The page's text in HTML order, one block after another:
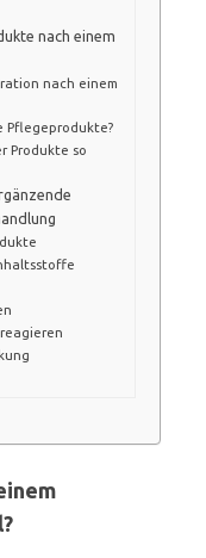
nach einem
nach einem
Pflegeprodukte?
Produkte so